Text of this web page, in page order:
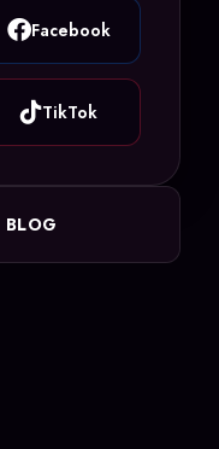
Facebook
TikTok
BLOG